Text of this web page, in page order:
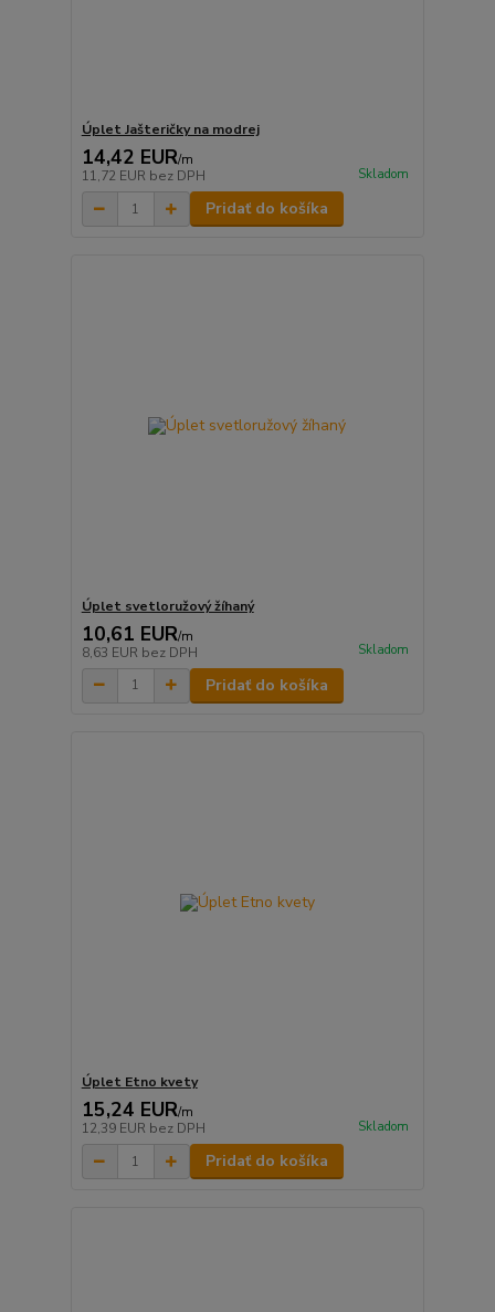
Úplet Jašteričky na modrej
14,42 EUR/m
11,72 EUR bez DPH Skladom
Pridať do košíka
Úplet svetloružový žíhaný
10,61 EUR/m
8,63 EUR bez DPH Skladom
Pridať do košíka
Úplet Etno kvety
15,24 EUR/m
12,39 EUR bez DPH Skladom
Pridať do košíka